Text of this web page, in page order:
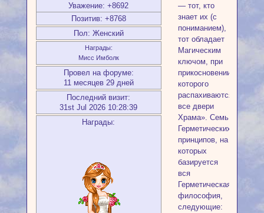
Уважение: +8692
Позитив: +8768
Пол: Женский
Награды:
Мисс Имболк
Провел на форуме:
11 месяцев 29 дней
Последний визит:
31st Jul 2026 10:28:39
Награды:
— тот, кто
знает их (с
пониманием),
тот обладает
Магическим
ключом, при
прикосновении
которого
распахиваются
все двери
Храма». Семь
Герметических
принципов, на
которых
базируется
вся
Герметическая
философия,
следующие: